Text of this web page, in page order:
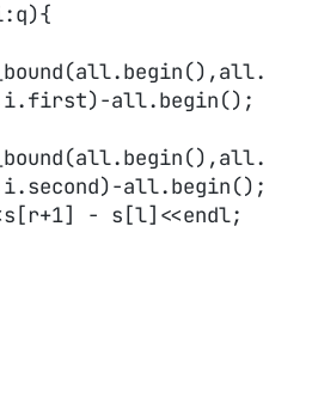
(all.begin(),all.
-all.begin();
(all.begin(),all.
-all.begin();
s[r+1] - s[l] <<endl;